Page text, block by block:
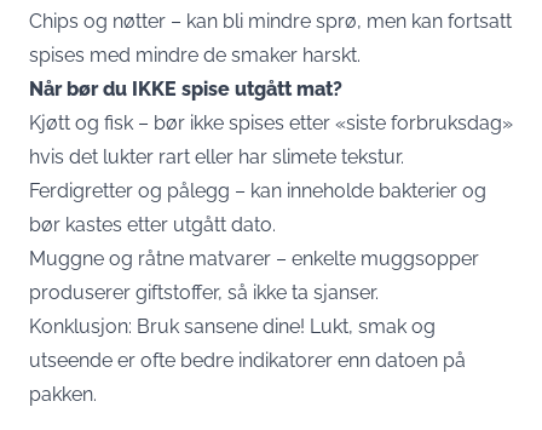
Chips og nøtter – kan bli mindre sprø, men kan fortsatt
spises med mindre de smaker harskt.
Når bør du IKKE spise utgått mat?
Kjøtt og fisk – bør ikke spises etter «siste forbruksdag»
hvis det lukter rart eller har slimete tekstur.
Ferdigretter og pålegg – kan inneholde bakterier og
bør kastes etter utgått dato.
Muggne og råtne matvarer – enkelte muggsopper
produserer giftstoffer, så ikke ta sjanser.
Konklusjon: Bruk sansene dine! Lukt, smak og
utseende er ofte bedre indikatorer enn datoen på
pakken.